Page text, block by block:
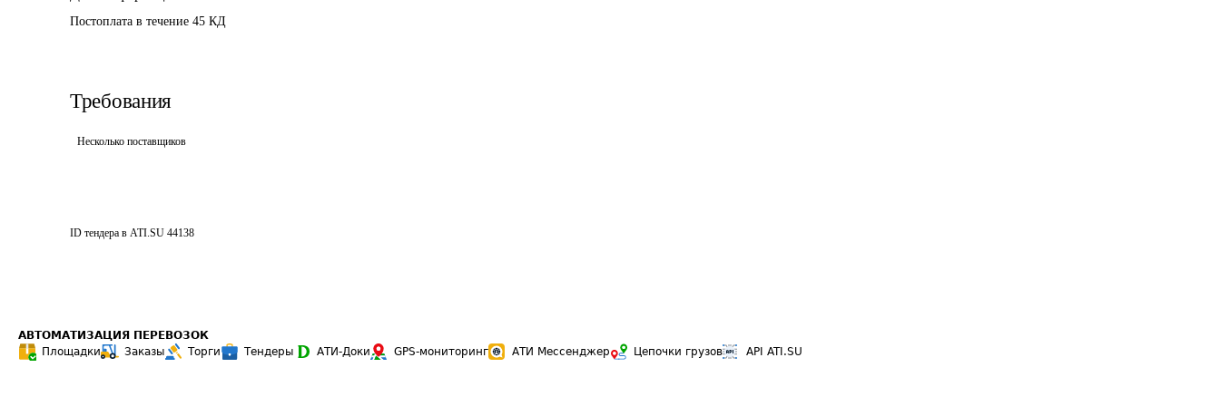
Постоплата в течение 45 КД
Требования
Несколько поставщиков
ID тендера в ATI.SU 44138
АВТОМАТИЗАЦИЯ ПЕРЕВОЗОК
Площадки
Заказы Торги Тендеры АТИ-Доки GPS-мониторинг АТИ Мессенджер Цепочки грузов API ATI.SU